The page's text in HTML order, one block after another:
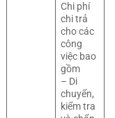
Chi phí
chi trả
cho các
công
việc bao
gồm
– Di
chuyển,
kiểm tra